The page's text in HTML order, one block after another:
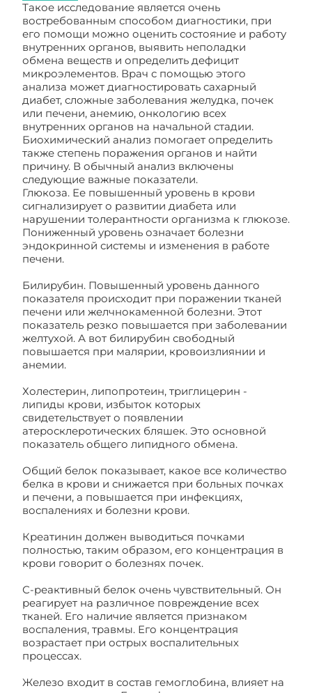
Такое исследование является очень
востребованным способом диагностики, при
его помощи можно оценить состояние и работу
внутренних органов, выявить неполадки
обмена веществ и определить дефицит
микроэлементов. Врач с помощью этого
анализа может диагностировать сахарный
диабет, сложные заболевания желудка, почек
или печени, анемию, онкологию всех
внутренних органов на начальной стадии.
Биохимический анализ помогает определить
также степень поражения органов и найти
причину. В обычный анализ включены
следующие важные показатели.
Глюкоза. Ее повышенный уровень в крови
сигнализирует о развитии диабета или
нарушении толерантности организма к глюкозе.
Пониженный уровень означает болезни
эндокринной системы и изменения в работе
печени.
Билирубин. Повышенный уровень данного
показателя происходит при поражении тканей
печени или желчнокаменной болезни. Этот
показатель резко повышается при заболевании
желтухой. А вот билирубин свободный
повышается при малярии, кровоизлиянии и
анемии.
Холестерин, липопротеин, триглицерин -
липиды крови, избыток которых
свидетельствует о появлении
атеросклеротических бляшек. Это основной
показатель общего липидного обмена.
Общий белок показывает, какое все количество
белка в крови и снижается при больных почках
и печени, а повышается при инфекциях,
воспалениях и болезни крови.
Креатинин должен выводиться почками
полностью, таким образом, его концентрация в
крови говорит о болезнях почек.
С-реактивный белок очень чувствительный. Он
реагирует на различное повреждение всех
тканей. Его наличие является признаком
воспаления, травмы. Его концентрация
возрастает при острых воспалительных
процессах.
Железо входит в состав гемоглобина, влияет на